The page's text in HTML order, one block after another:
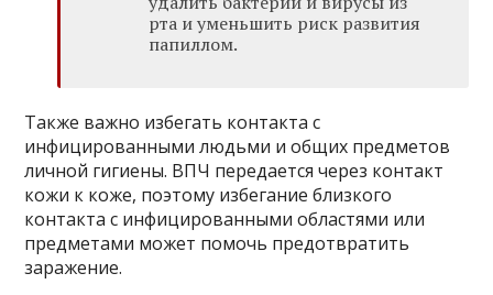
рта и уменьшить риск развития
папиллом.
Также важно избегать контакта с
инфицированными людьми и общих предметов
личной гигиены. ВПЧ передается через контакт
кожи к коже, поэтому избегание близкого
контакта с инфицированными областями или
предметами может помочь предотвратить
заражение.